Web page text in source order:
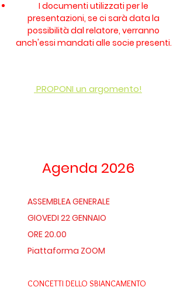
I documenti utilizzati per le
presentazioni, se ci sarà data la
possibilità dal relatore, verranno
anch'essi mandati alle socie presenti.
PROPONI un argomento!
Agenda 2026
ASSEMBLEA GENERALE
GIOVEDI 22 GENNAIO
ORE 20.00
Piattaforma ZOOM
CONCETTI DELLO SBIANCAMENTO